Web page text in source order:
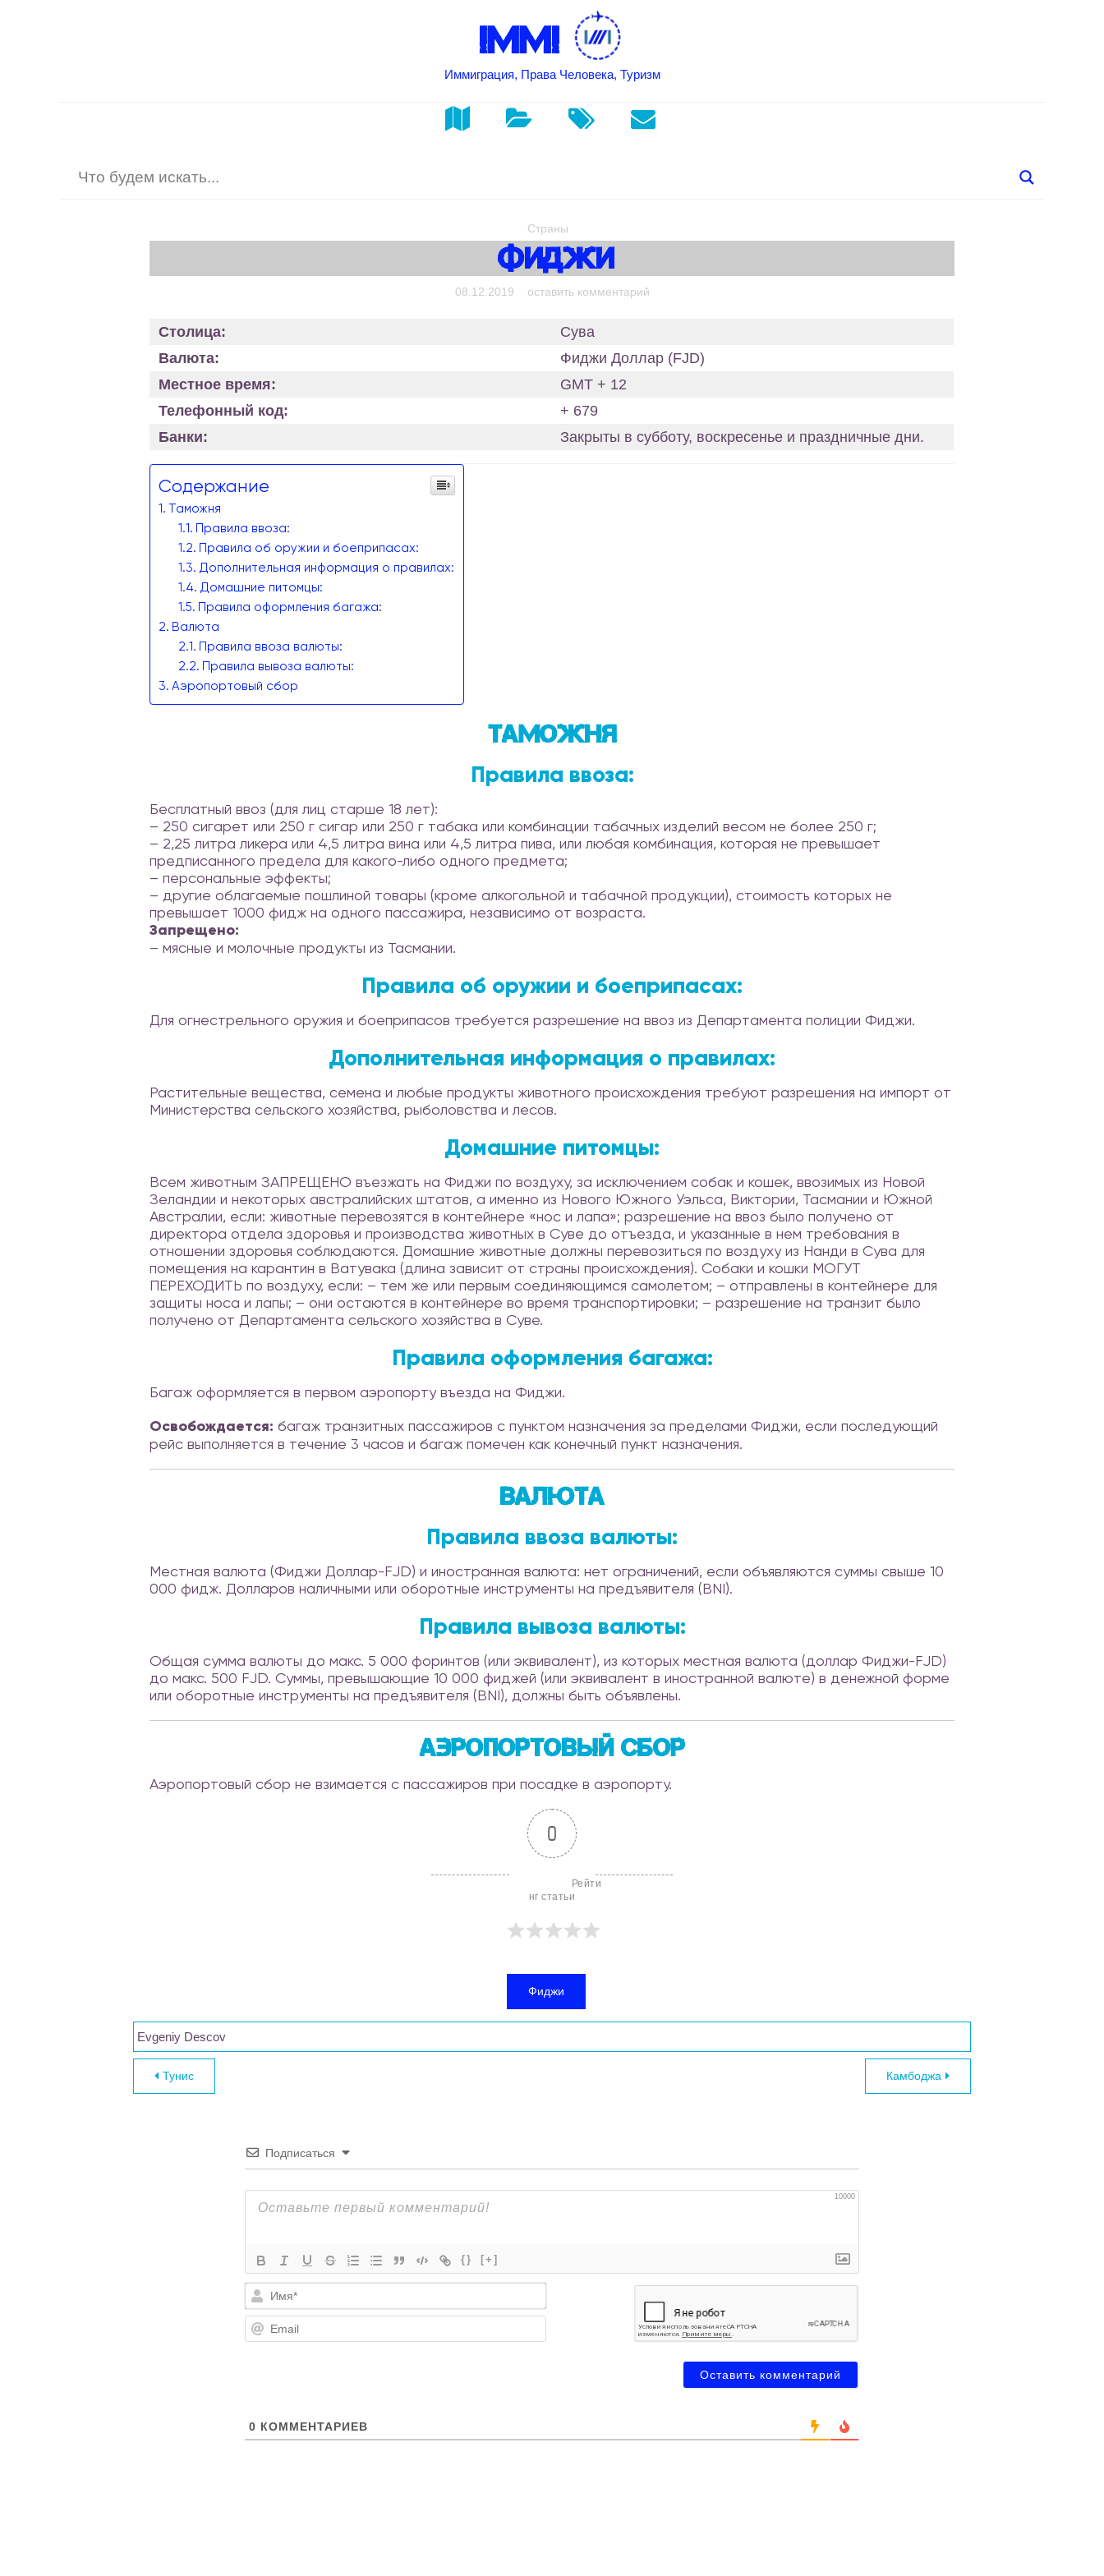
IMMI
Иммиграция, Права Человека, Туризм
Страны
Фиджи
08.12.2019 оставить комментарий
Столица:
Сува
Валюта:
Фиджи Доллар (FJD)
Местное время:
GMT + 12
Телефонный код:
+ 679
Банки:
Закрыты в субботу, воскресенье и праздничные дни.
Содержание
Таможня
Правила ввоза:
Правила об оружии и боеприпасах:
Дополнительная информация о правилах:
Домашние питомцы:
Правила оформления багажа:
Валюта
Правила ввоза валюты:
Правила вывоза валюты:
Аэропортовый сбор
Таможня
Правила ввоза:
Бесплатный ввоз (для лиц старше 18 лет):
– 250 сигарет или 250 г сигар или 250 г табака или комбинации табачных изделий весом не более 250 г;
– 2,25 литра ликера или 4,5 литра вина или 4,5 литра пива, или любая комбинация, которая не превышает
предписанного предела для какого-либо одного предмета;
– персональные эффекты;
– другие облагаемые пошлиной товары (кроме алкогольной и табачной продукции), стоимость которых не
превышает 1000 фидж на одного пассажира, независимо от возраста.
Запрещено:
– мясные и молочные продукты из Тасмании.
Правила об оружии и боеприпасах:
Для огнестрельного оружия и боеприпасов требуется разрешение на ввоз из Департамента полиции Фиджи.
Дополнительная информация о правилах:
Растительные вещества, семена и любые продукты животного происхождения требуют разрешения на импорт от
Министерства сельского хозяйства, рыболовства и лесов.
Домашние питомцы:
Всем животным ЗАПРЕЩЕНО въезжать на Фиджи по воздуху, за исключением собак и кошек, ввозимых из Новой
Зеландии и некоторых австралийских штатов, а именно из Нового Южного Уэльса, Виктории, Тасмании и Южной
Австралии, если: животные перевозятся в контейнере «нос и лапа»; разрешение на ввоз было получено от
директора отдела здоровья и производства животных в Суве до отъезда, и указанные в нем требования в
отношении здоровья соблюдаются. Домашние животные должны перевозиться по воздуху из Нанди в Сува для
помещения на карантин в Ватувака (длина зависит от страны происхождения). Собаки и кошки МОГУТ
ПЕРЕХОДИТЬ по воздуху, если: – тем же или первым соединяющимся самолетом; – отправлены в контейнере для
защиты носа и лапы; – они остаются в контейнере во время транспортировки; – разрешение на транзит было
получено от Департамента сельского хозяйства в Суве.
Правила оформления багажа:
Багаж оформляется в первом аэропорту въезда на Фиджи.
Освобождается: багаж транзитных пассажиров с пунктом назначения за пределами Фиджи, если последующий
рейс выполняется в течение 3 часов и багаж помечен как конечный пункт назначения.
Валюта
Правила ввоза валюты:
Местная валюта (Фиджи Доллар-FJD) и иностранная валюта: нет ограничений, если объявляются суммы свыше 10
000 фидж. Долларов наличными или оборотные инструменты на предъявителя (BNI).
Правила вывоза валюты:
Общая сумма валюты до макс. 5 000 форинтов (или эквивалент), из которых местная валюта (доллар Фиджи-FJD)
до макс. 500 FJD. Суммы, превышающие 10 000 фиджей (или эквивалент в иностранной валюте) в денежной форме
или оборотные инструменты на предъявителя (BNI), должны быть объявлены.
Аэропортовый сбор
Аэропортовый сбор не взимается с пассажиров при посадке в аэропорту.
0
нг статьи
Фиджи
Evgeniy Descov
Навигация по записям
Тунис Камбоджа
Подписаться
10000
{} [+]
Имя*
Email
0 КОММЕНТАРИЕВ